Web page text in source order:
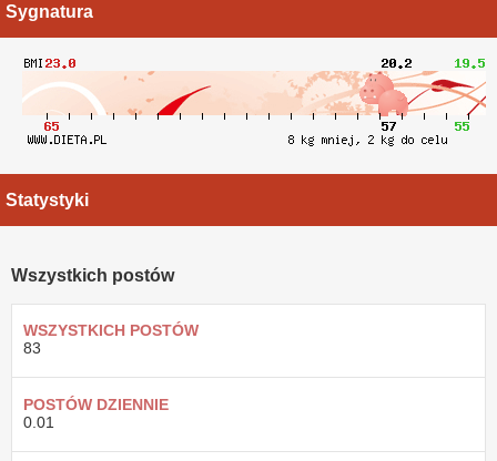
Sygnatura
Statystyki
Wszystkich postów
WSZYSTKICH POSTÓW
83
POSTÓW DZIENNIE
0.01